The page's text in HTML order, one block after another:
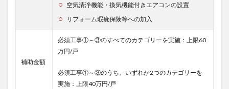
空気清浄機能・換気機能付きエアコンの設置
リフォーム瑕疵保険等への加入
補助金額
必須工事①～③のすべてのカテゴリーを実施：上限60
万円/戸
必須工事①～③のうち、いずれか2つのカテゴリーを
実施：上限40万円/戸